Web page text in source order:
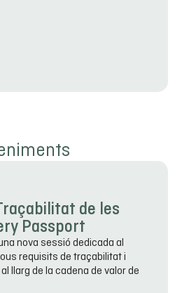
de les
Passport
nova sessió dedicada al
requisits de traçabilitat i
llarg de la cadena de valor de